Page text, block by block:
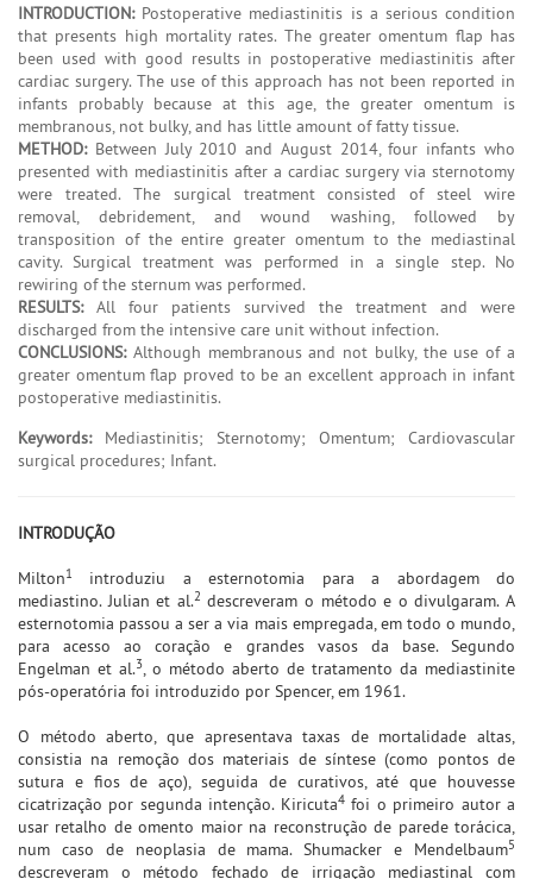
INTRODUCTION:Postoperative mediastinitis is a serious condition
that presents high mortality rates. The greater omentum flap has
been used with good results in postoperative mediastinitis after
cardiac surgery. The use of this approach has not been reported in
infants probably because at this age, the greater omentum is
membranous, not bulky, and has little amount of fatty tissue.
METHOD:Between July 2010 and August 2014, four infants who
presented with mediastinitis after a cardiac surgery via sternotomy
were treated. The surgical treatment consisted of steel wire
removal, debridement, and wound washing, followed by
transposition of the entire greater omentum to the mediastinal
cavity. Surgical treatment was performed in a single step. No
rewiring of the sternum was performed.
RESULTS:All four patients survived the treatment and were
discharged from the intensive care unit without infection.
CONCLUSIONS:Although membranous and not bulky, the use of a
greater omentum flap proved to be an excellent approach in infant
postoperative mediastinitis.
Keywords:Mediastinitis; Sternotomy; Omentum; Cardiovascular
surgical procedures; Infant.
INTRODUÇÃO
Milton1
introduziu a esternotomia para a abordagem do
mediastino. Julian et al.2 descreveram o método e o divulgaram. A
esternotomia passou a ser a via mais empregada, em todo o mundo,
para acesso ao coração e grandes vasos da base. Segundo
Engelman et al.3, o método aberto de tratamento da mediastinite
pós-operatória foi introduzido por Spencer, em 1961.
O método aberto, que apresentava taxas de mortalidade altas,
consistia na remoção dos materiais de síntese (como pontos de
sutura e fios de aço), seguida de curativos, até que houvesse
cicatrização por segunda intenção. Kiricuta4foi o primeiro autor a
usar retalho de omento maior na reconstrução de parede torácica,
num caso de neoplasia de mama. Shumacker e Mendelbaum5
descreveram o método fechado de irrigação mediastinal com